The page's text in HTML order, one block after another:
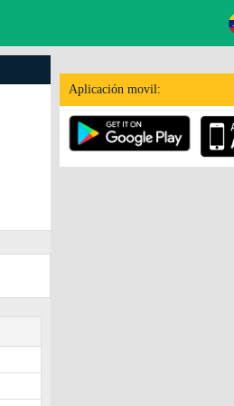
Aplicación movil: